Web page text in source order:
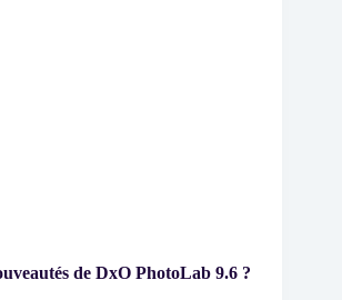
de DxO PhotoLab 9.6 ?